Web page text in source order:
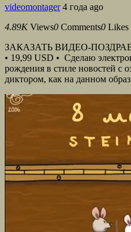
videomontager 4 года ago
4.89K Views0 Comments0 Likes
ЗАКАЗАТЬ ВИДЕО-
• 19,99 USD • Сделаю
рождения в стиле новостей с
диктором, как на данном